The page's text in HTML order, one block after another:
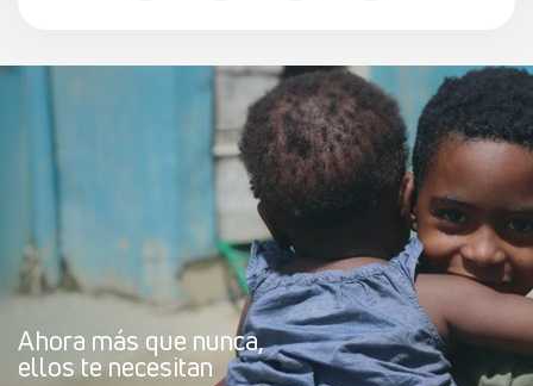
Ahora más que nunca,
ellos te necesitan